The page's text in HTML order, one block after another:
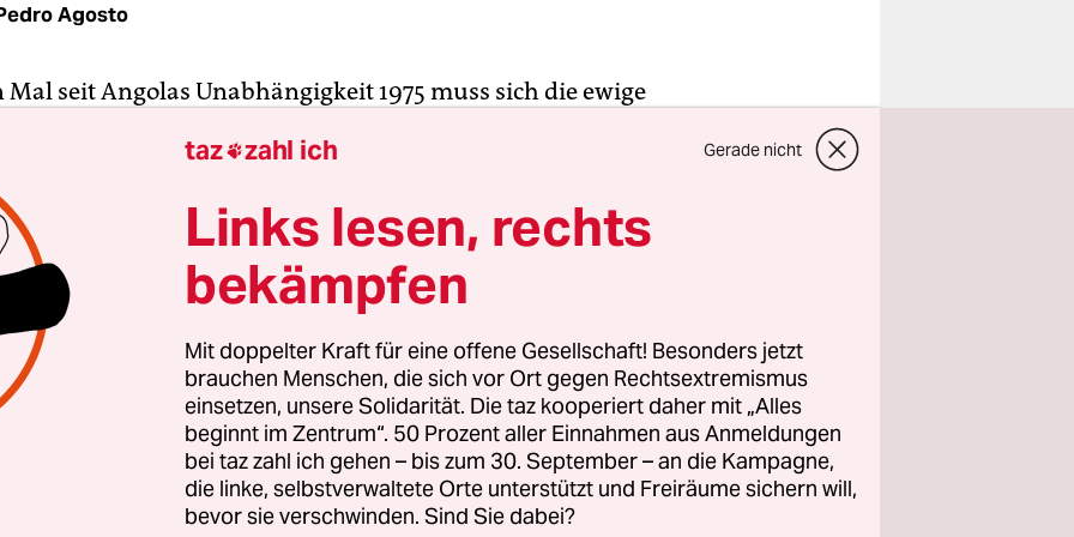
Agosto
Mal seit Angolas Unabhängigkeit 1975 muss sich die ewige
Zukunft machen. Die wichtigsten Oppositionskräfte
Koalition bei den Wahlen 2022 – und ausgerechnet die
Familie des Langzeitpräsidenten José Eduardo dos
seit dessen Rücktritt 2017 mit seinem Nachfolger João
hat, könnte dies für eine Rückkehr in die Politik
Santos, die ehemalige Präsidententochter und einst die
Afrikas, wird als mögliche Anführerin der neuen
(Vereinigte Patriotische Front) genannt. Diese Koalition
ehemaligen Rebellen der Unita (Union für die totale
taz zahl ich Gerade nicht
Links lesen, rechts
bekämpfen
Mit doppelter Kraft für eine offene Gesellschaft! Besonders jetzt
brauchen Menschen, die sich vor Ort gegen Rechtsextremismus
einsetzen, unsere Solidarität. Die taz kooperiert daher mit „Alles
beginnt im Zentrum“. 50 Prozent aller Einnahmen aus Anmeldungen
bei taz zahl ich gehen – bis zum 30. September – an die Kampagne,
die linke, selbstverwaltete Orte unterstützt und Freiräume sichern will,
bevor sie verschwinden. Sind Sie dabei?